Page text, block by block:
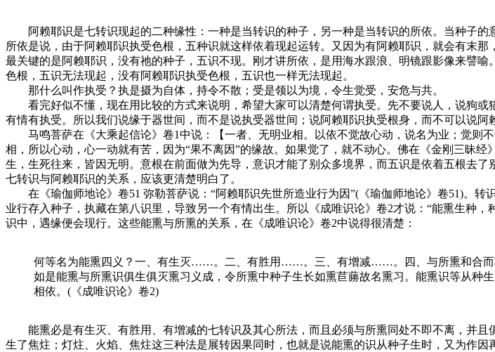
阿赖耶识是七转识现起的二种缘性：一种是当转识的种子，另一种是当转识的所依。当种子的
所依是说，由于阿赖耶识执受色根，五种识就这样依着现起运转。又因为有阿赖耶识，就会有末
最关键的是阿赖耶识，没有祂的种子，五识不现。刚才讲所依，是用海水跟浪、明镜跟影像来譬
色根，五识无法现起，没有阿赖耶识执受色根，五识也一样无法现起。
那什么叫作执受？执是摄为自体，持令不散；受是领以为境，令生觉受，安危与共。
看完好似不懂，现在用比较的方式来说明，希望大家可以清楚何谓执受。先不要说人，说狗或
有情有执受。所以我们说缘于器世间，而不是说执受器世间；说阿赖耶识执受根身，而不可以说阿
马鸣菩萨在《大乘起信论》卷1中说：【一者、无明业相。以依不觉故心动，说名为业；觉则
相，所以心动，心一动就有苦，因为“果不离因”的缘故。如果觉了，就不动心。佛在《金刚三昧
生，生死往来，皆因无明。意根在前面做为先导，意识才能了别众多境界，而五识是依着五根去
七转识与阿赖耶识的关系，应该更清楚明白了。
在《瑜伽师地论》卷51 弥勒菩萨说：“阿赖耶识先世所造业行为因”(《瑜伽师地论》卷51)。转
业行存入种子，执藏在第八识里，导致另一个有情出生。所以《成唯识论》卷2才说：“能熏生种
识中，遇缘便会现行。这些能熏与所熏的关系，在《成唯识论》卷2中说得很清楚：
何等名为能熏四义？一、有生灭……。二、有胜用……。三、有增减……。四、与所熏和合
如是能熏与所熏识俱生俱灭熏习义成，令所熏中种子生长如熏苣蕂故名熏习。能熏识等从
相依。(《成唯识论》卷2)
能熏必是有生灭、有胜用、有增减的七转识及其心所法，而且必须与所熏同处不即不离，并且
生了焦炷；灯炷、火焰、焦炷这三种法是展转因果同时，也就是说能熏的识从种子生时，又为作因